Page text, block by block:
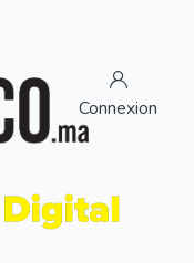
Connexion